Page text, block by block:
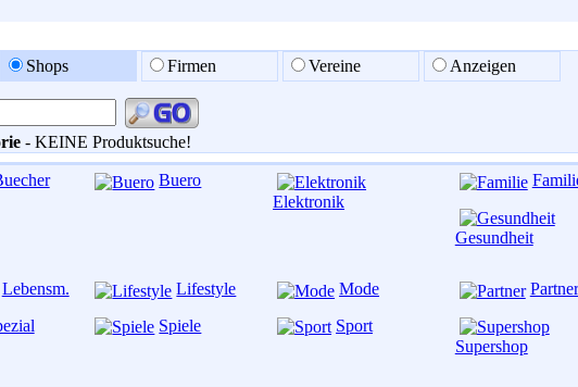
Shops Firmen Vereine Anzeigen
- KEINE Produktsuche!
Buero
Elektronik
Gesundheit
Lebensm. Lifestyle Mode Partner
Spiele
Sport
Supershop